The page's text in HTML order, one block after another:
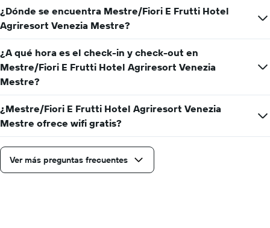
faltan
para
la
estadía
El
gráfico
muestra
1
eje
Y
que
el
precio
promedio
¿Dónde se encuentra Mestre/Fiori E Frutti Hotel
Agriresort Venezia Mestre?
¿A qué hora es el check-in y check-out en
Mestre/Fiori E Frutti Hotel Agriresort Venezia
Mestre?
¿Mestre/Fiori E Frutti Hotel Agriresort Venezia
Mestre ofrece wifi gratis?
Ver más preguntas frecuentes